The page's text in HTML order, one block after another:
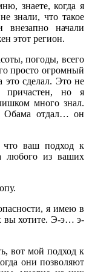
знаете, когда я
знали, что такое
начали
этот регион.
погоды, всего
просто огромный
сделал. Это не
но я
много знал.
Обама отдал… он
что ваш подход к
любого из ваших
я имею в
вы хотите. Э-э… э-
вот мой подход к
они позволяют